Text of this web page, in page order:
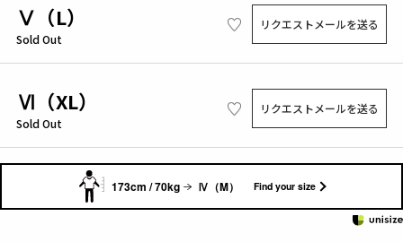
Ⅴ（L）
Sold Out
リクエストメールを送る
Ⅵ（XL）
Sold Out
リクエストメールを送る
173cm / 70kg Ⅳ（M） Find your size